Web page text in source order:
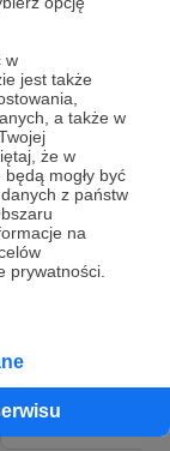
w
jest także
a także w
że w
mogły być
z państw
na
prywatności.
krążących
oraz
oraz
te są
Rozszerzanie
mediach
200 zł
miesięcznie
30%
Miesięczny budżet
dobrego contentu.